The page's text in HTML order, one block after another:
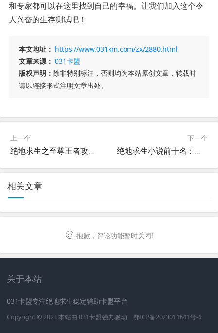
和专家都可以在这里找到自己的幸福。让我们加入这个令
人兴奋的生存测试吧！
本文地址： https://www.031km.com/zx/2880.html
文章来源： 031卡盟
版权声明： 除非特别标注，否则均为本站原创文章，转载时
请以链接形式注明文章出处。
上一个
绝地求生之至尊王者攻略-如何成为绝地求生中的至尊王者
下一个
绝地求生小说前十名：不容错过的精彩游戏故事-绝地求生小说排行榜前十名
相关文章
抱歉，评论功能暂时关闭!
关于本站
031卡盟专注绝地求生稳定辅助卡盟平台
Copyright © 2023 本站由 031卡盟强力驱动 鄂ICP备2023011641号-6